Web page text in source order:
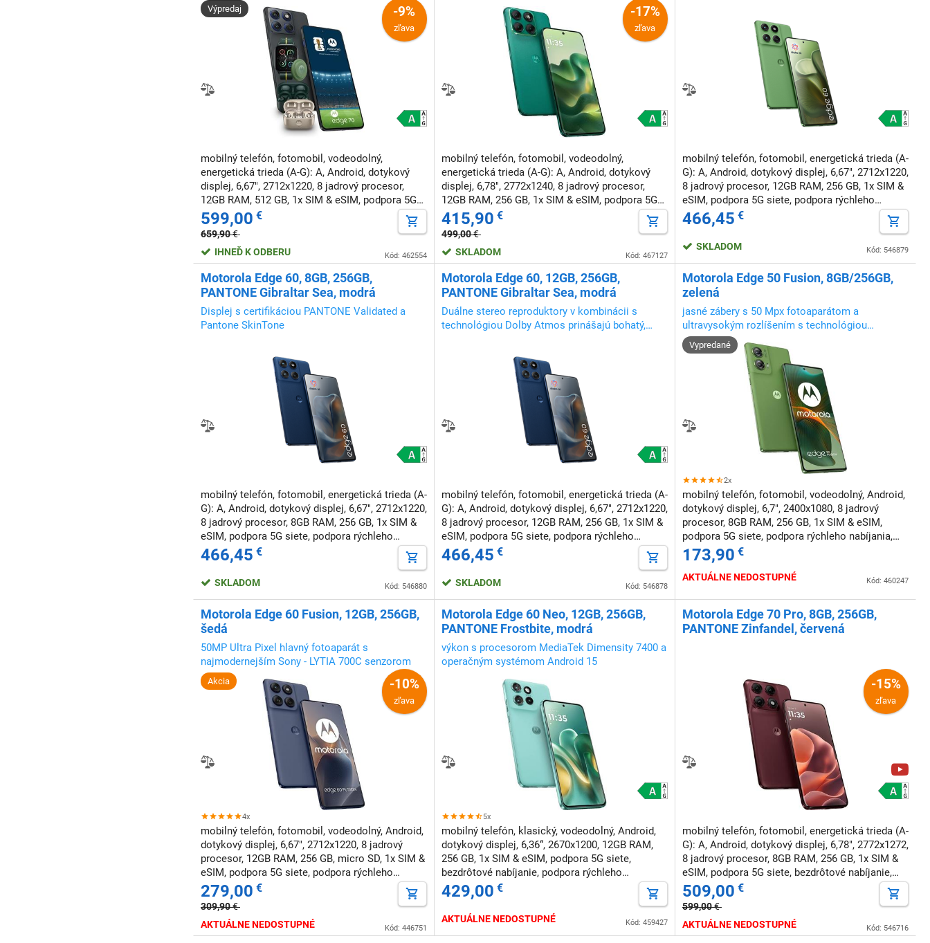
Výpredaj -9%
zľava
mobilný telefón, fotomobil, vodeodolný,
energetická trieda (A-G): A, Android, dotykový
displej, 6,67", 2712x1220, 8 jadrový procesor,
12GB RAM, 512 GB, 1x SIM & eSIM, podpora 5G
siete, bezdrôtové nabíjanie, podpora rýchleho
nabíjania, NFC, odomknutie tvár
599,00 €
659,90€
Kód: 462554
IHNEĎ K ODBERU
-17%
zľava
mobilný telefón, fotomobil, vodeodolný,
energetická trieda (A-G): A, Android, dotykový
displej, 6,78", 2772x1240, 8 jadrový procesor,
12GB RAM, 256 GB, 1x SIM & eSIM, podpora 5G
siete, podpora rýchleho nabíjania, NFC,
odomknutie tvárou
415,90 €
499,00€
Kód: 467127
SKLADOM
mobilný telefón, fotomobil, energetická trieda (A-
G): A, Android, dotykový displej, 6,67", 2712x1220,
8 jadrový procesor, 12GB RAM, 256 GB, 1x SIM &
eSIM, podpora 5G siete, podpora rýchleho
nabíjania, NFC, odomknutie tvárou
466,45 €
Kód: 546879
SKLADOM
Motorola Edge 60, 8GB, 256GB,
PANTONE Gibraltar Sea, modrá
Displej s certifikáciou PANTONE Validated a
Pantone SkinTone
mobilný telefón, fotomobil, energetická trieda (A-
G): A, Android, dotykový displej, 6,67", 2712x1220,
8 jadrový procesor, 8GB RAM, 256 GB, 1x SIM &
eSIM, podpora 5G siete, podpora rýchleho
nabíjania, NFC, odomknutie tvárou
466,45 €
Kód: 546880
SKLADOM
Motorola Edge 60, 12GB, 256GB,
PANTONE Gibraltar Sea, modrá
Duálne stereo reproduktory v kombinácii s
technológiou Dolby Atmos prinášajú bohatý,
mobilný telefón, fotomobil, energetická trieda (A-
G): A, Android, dotykový displej, 6,67", 2712x1220,
8 jadrový procesor, 12GB RAM, 256 GB, 1x SIM &
eSIM, podpora 5G siete, podpora rýchleho
nabíjania, NFC, odomknutie tvárou
466,45 €
Kód: 546878
SKLADOM
Motorola Edge 50 Fusion, 8GB/256GB,
zelená
jasné zábery s 50 Mpx fotoaparátom a
ultravysokým rozlíšením s technológiou
Ultra Pixel
Vypredané
2x
mobilný telefón, fotomobil, vodeodolný, Android,
dotykový displej, 6,7", 2400x1080, 8 jadrový
procesor, 8GB RAM, 256 GB, 1x SIM & eSIM,
podpora 5G siete, podpora rýchleho nabíjania,
NFC, odomknutie tvárou
173,90 €
Kód: 460247
AKTUÁLNE NEDOSTUPNÉ
Motorola Edge 60 Fusion, 12GB, 256GB,
šedá
50MP Ultra Pixel hlavný fotoaparát s
najmodernejším Sony - LYTIA 700C senzorom
Akcia -10%
zľava
4x
mobilný telefón, fotomobil, vodeodolný, Android,
dotykový displej, 6,67", 2712x1220, 8 jadrový
procesor, 12GB RAM, 256 GB, micro SD, 1x SIM &
eSIM, podpora 5G siete, podpora rýchleho
nabíjania, NFC
279,00 €
309,90€
Kód: 446751
AKTUÁLNE NEDOSTUPNÉ
Motorola Edge 60 Neo, 12GB, 256GB,
PANTONE Frostbite, modrá
výkon s procesorom MediaTek Dimensity 7400 a
operačným systémom Android 15
5x
mobilný telefón, klasický, vodeodolný, Android,
dotykový displej, 6,36“, 2670x1200, 12GB RAM,
256 GB, 1x SIM & eSIM, podpora 5G siete,
bezdrôtové nabíjanie, podpora rýchleho
nabíjania, NFC, odomknutie tvárou
429,00 €
Kód: 459427
AKTUÁLNE NEDOSTUPNÉ
Motorola Edge 70 Pro, 8GB, 256GB,
PANTONE Zinfandel, červená
-15%
zľava
mobilný telefón, fotomobil, energetická trieda (A-
G): A, Android, dotykový displej, 6,78", 2772x1272,
8 jadrový procesor, 8GB RAM, 256 GB, 1x SIM &
eSIM, podpora 5G siete, bezdrôtové nabíjanie,
podpora rýchleho nabíjania, NFC, odomknutie
tvárou
509,00 €
599,00€
Kód: 546716
AKTUÁLNE NEDOSTUPNÉ